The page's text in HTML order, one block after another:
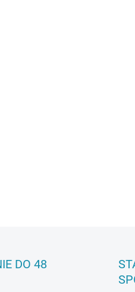
DO 48